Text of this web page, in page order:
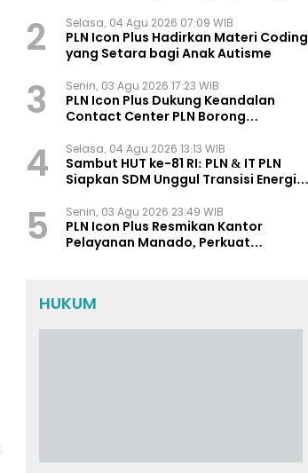
2 Selasa, 04 Agu 2026 07:09 WIB
PLN Icon Plus Hadirkan Materi Coding
yang Setara bagi Anak Autisme
3 Senin, 03 Agu 2026 17:23 WIB
PLN Icon Plus Dukung Keandalan
Contact Center PLN Borong
4 Selasa, 04 Agu 2026 13:13 WIB
Sambut HUT ke-81 RI: PLN & IT PLN
Siapkan SDM Unggul Transisi Energi
bagi Siswa SMA
5 Senin, 03 Agu 2026 23:49 WIB
PLN Icon Plus Resmikan Kantor
Pelayanan Manado, Perkuat
HUKUM